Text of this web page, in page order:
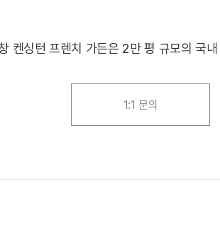
켄싱턴 프렌치 가든은 2만 평 규모의 국
1:1 문의